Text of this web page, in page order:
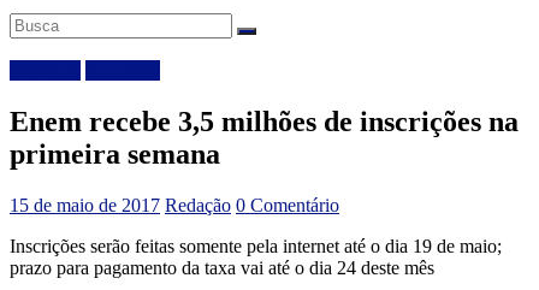
Enem recebe 3,5 milhões de inscrições na
primeira semana
15 de maio de 2017 Redação 0 Comentário
Inscrições serão feitas somente pela internet até o dia 19 de maio;
prazo para pagamento da taxa vai até o dia 24 deste mês